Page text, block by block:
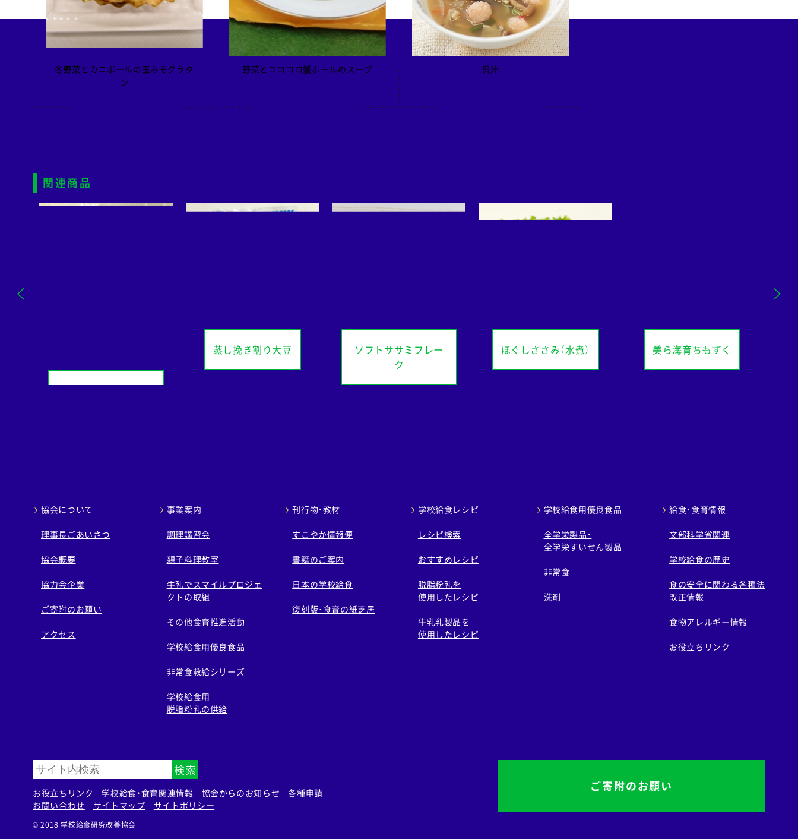
冬野菜とカニボールの玉みそグラタ
ン
野菜とコロコロ蟹ボールのスープ 呉汁
関連商品
全学栄 豚レバーチッ
蒸し挽き割り大豆
ソフトササミフレー
ク
ほぐしささみ（水煮） 美ら海育ちもずく
協会について
理事長ごあいさつ
協会概要
協力会企業
ご寄附のお願い
アクセス
事業案内
調理講習会
親子料理教室
牛乳でスマイルプロジェ
クトの取組
その他食育推進活動
学校給食用優良食品
非常食救給シリーズ
学校給食用
脱脂粉乳の供給
刊行物・教材
すこやか情報便
書籍のご案内
日本の学校給食
復刻版･食育の紙芝居
学校給食レシピ
レシピ検索
おすすめレシピ
脱脂粉乳を
使用したレシピ
牛乳乳製品を
使用したレシピ
学校給食用優良食品
全学栄製品・
全学栄すいせん製品
非常食
洗剤
給食・食育情報
文部科学省関連
学校給食の歴史
食の安全に関わる各種法
改正情報
食物アレルギー情報
お役立ちリンク
検索
お役立ちリンク 学校給食・食育関連情報 協会からのお知らせ
各種申請
お問い合わせ
サイトマップ サイトポリシー
© 2018 学校給食研究改善協会
ご寄附のお願い